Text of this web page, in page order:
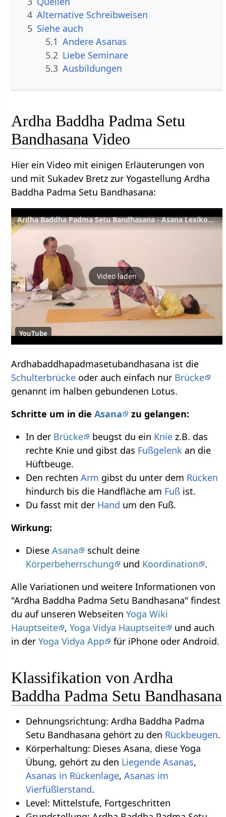
4 Alternative Schreibweisen
5 Siehe auch
5.1 Andere Asanas
5.2 Liebe Seminare
5.3 Ausbildungen
Ardha Baddha Padma Setu
Bandhasana Video
Hier ein Video mit einigen Erläuterungen von
und mit Sukadev Bretz zur Yogastellung Ardha
Baddha Padma Setu Bandhasana:
Ardha Baddha Padma Setu Bandhasana - Asana Lexikon 158
Video laden
YouTube
Ardhabaddhapadmasetubandhasana ist die
Schulterbrücke oder auch einfach nur Brücke
genannt im halben gebundenen Lotus.
Schritte um in dieAsana
zu gelangen:
In der Brücke beugst du ein Kniez.B. das
rechte Knie und gibst das Fußgelenkan die
Hüftbeuge.
Den rechten Arm gibst du unter dem Rücken
hindurch bis die Handfläche am Fußist.
Du fasst mit der Hand um den Fuß.
Wirkung:
Diese Asana
schult deine
Körperbeherrschung
und Koordination
.
Alle Variationen und weitere Informationen von
"Ardha Baddha Padma Setu Bandhasana" findest
du auf unseren WebseitenYoga Wiki
Hauptseite ,Yoga Vidya Hauptseite
und auch
in derYoga Vidya App für iPhone oder Android.
Klassifikation von Ardha
Baddha Padma Setu Bandhasana
Dehnungsrichtung: Ardha Baddha Padma
Setu Bandhasana gehört zu den Rückbeugen.
Körperhaltung: Dieses Asana, diese Yoga
Übung, gehört zu den Liegende Asanas,
Asanas in Rückenlage, Asanas im
Vierfüßlerstand.
Level: Mittelstufe, Fortgeschritten